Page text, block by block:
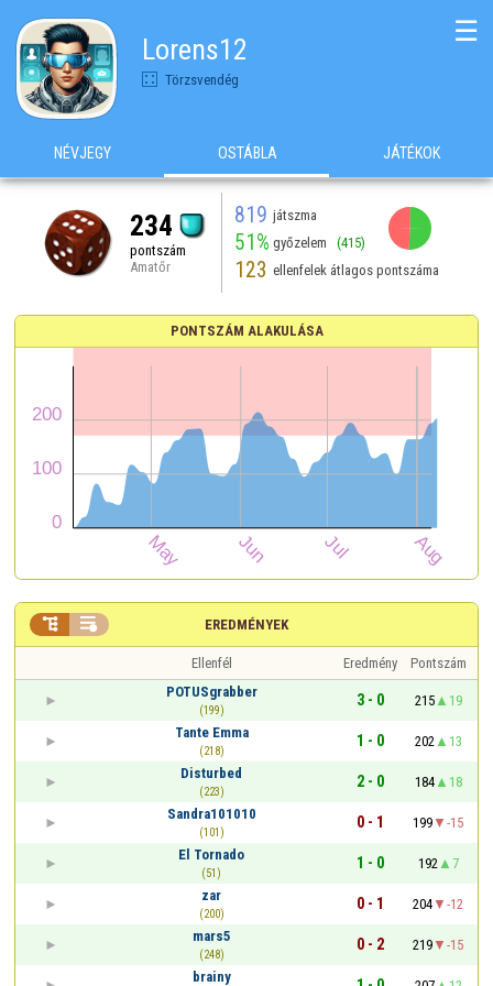
Lorens12
Törzsvendég
☰
NÉVJEGY OSTÁBLA JÁTÉKOK
234
pontszám
Amatőr
819 játszma
51% győzelem (415)
123 ellenfelek átlagos pontszáma
PONTSZÁM ALAKULÁSA
EREDMÉNYEK
 
Ellenfél Eredmény
Pontszám
POTUSgrabber
(199)
3 - 0 215
19
Tante Emma
(218)
1 - 0 202
13
Disturbed
(223)
2 - 0 184
18
Sandra101010
(101)
0 - 1 199
-15
El Tornado
(51)
1 - 0 192
7
zar
(200)
0 - 1 204
-12
mars5
(248)
0 - 2 219
-15
brainy